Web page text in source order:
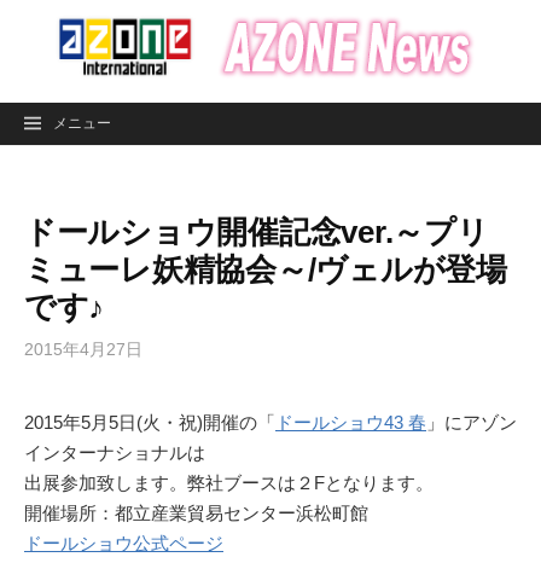
ン
メニュー
ドールショウ開催記念ver.～プリ
ミューレ妖精協会～/ヴェルが登場
です♪
2015年4月27日
2015年5月5日(火・祝)開催の「 ドールショウ43 春 」にアゾン
インターナショナルは
出展参加致します。弊社ブースは２Fとなります。
開催場所：都立産業貿易センター浜松町館
ドールショウ公式ページ